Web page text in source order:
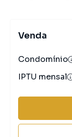
Venda
Condomínio
IPTU mensal